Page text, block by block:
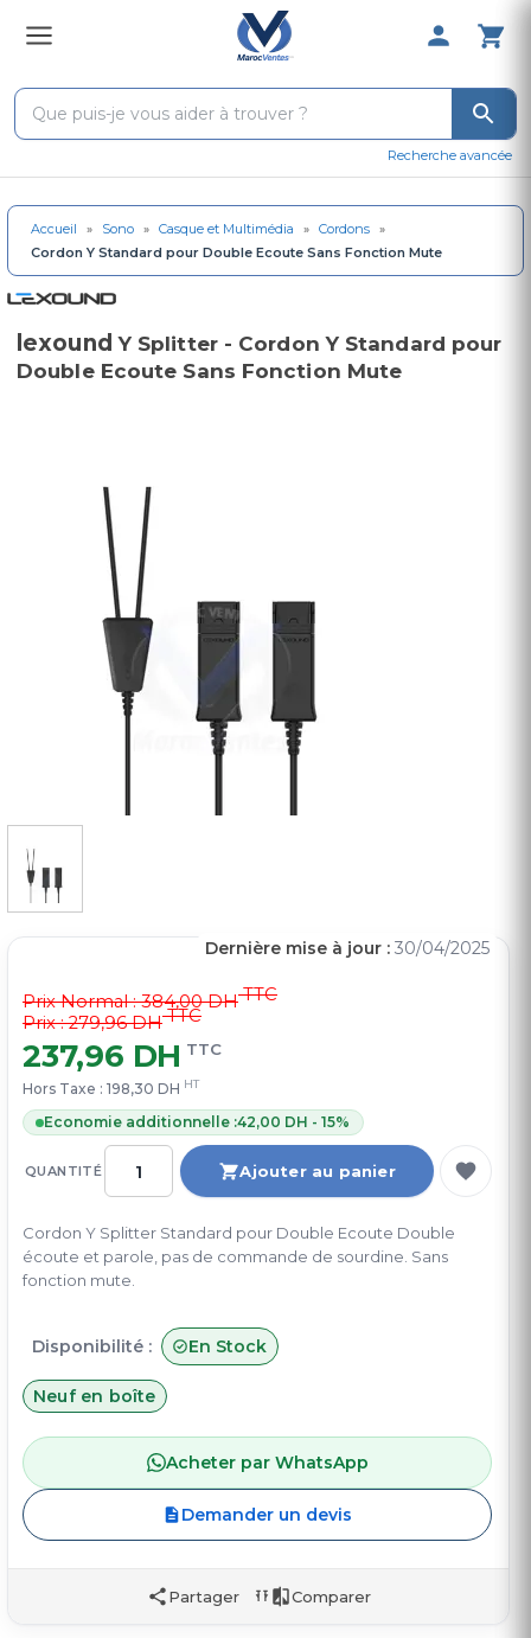
0 Produit
Recherche avancée
Accueil » Sono » Casque et Multimédia » Cordons »
Cordon Y Standard pour Double Ecoute Sans Fonction Mute
lexoundY Splitter - Cordon Y Standard pour
Double Ecoute Sans Fonction Mute
QUANTITÉ Ajouter au panier
Prix Normal :384,00 DHTTC
Prix : 279,96 DHTTC
237,96 DH TTC
Hors Taxe : 198,30 DH HT
Economie additionnelle :42,00 DH - 15%
Cordon Y Splitter Standard pour Double Ecoute Double
écoute et parole, pas de commande de sourdine. Sans
fonction mute.
Disponibilité : En Stock
Dernière mise à jour : 30/04/2025
Neuf en boîte
Acheter par WhatsApp
Demander un devis
Partager Comparer